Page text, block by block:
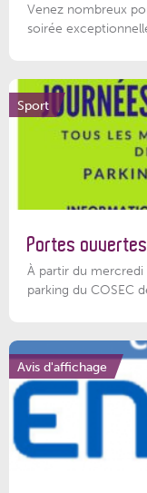
Venez nombreux
soirée
Sport
Portes
À partir du
parking du COSEC
Avis d'affichage